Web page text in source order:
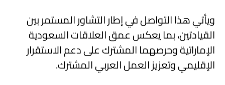
ويأتي هذا التواصل في إطار التشاور المستمر بين
القيادتين، بما يعكس عمق العلاقات السعودية
الإماراتية وحرصهما المشترك على دعم الاستقرار
الإقليمي وتعزيز العمل العربي المشترك.